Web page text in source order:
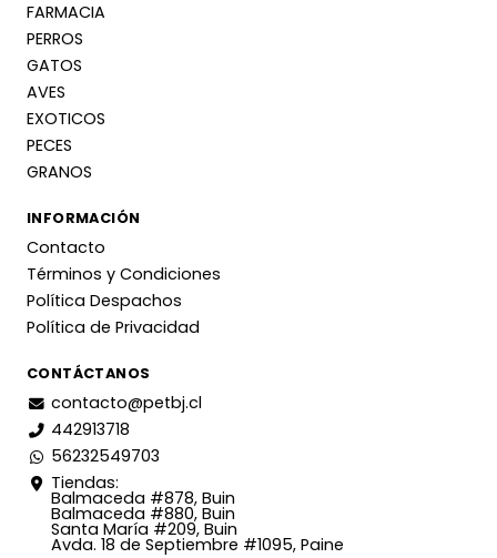
FARMACIA
PERROS
GATOS
AVES
EXOTICOS
PECES
GRANOS
INFORMACIÓN
Contacto
Términos y Condiciones
Política Despachos
Política de Privacidad
CONTÁCTANOS
contacto@petbj.cl
442913718
56232549703
Tiendas:
Balmaceda #878, Buin
Balmaceda #880, Buin
Santa María #209, Buin
Avda. 18 de Septiembre #1095, Paine